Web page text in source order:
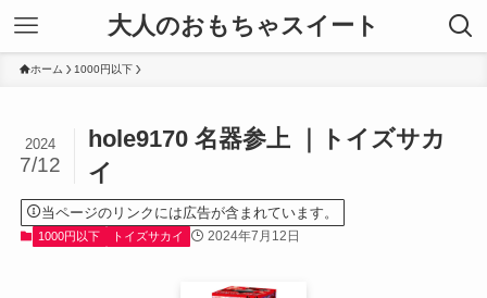
大人のおもちゃスイート
ホーム 1000円以下
hole9170 名器参上 ｜トイズサカ
イ
2024
7/12
当ページのリンクには広告が含まれています。
1000円以下 トイズサカイ 2024年7月12日